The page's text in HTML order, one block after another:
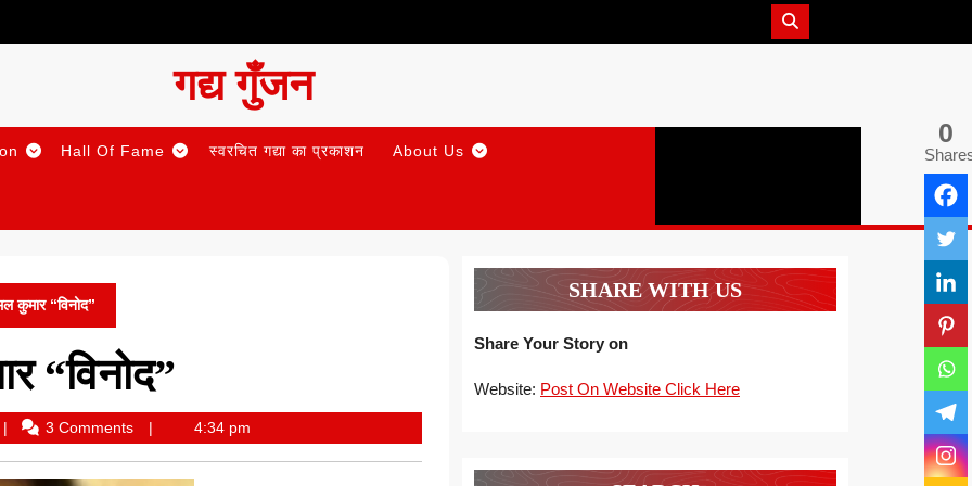
गद्य गुँजन
Hall Of Fame स्वरचित गद्या का प्रकाशन About Us
कुमार “विनोद”
“विनोद”
Vijay
3 Comments 4:34 pm
0
SHARE WITH US
Share Your Story on
Website: Post On Website Click Here